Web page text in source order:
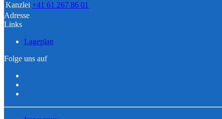
Kanzlei +41 61 267 86 01
Adresse
Links
Lageplan
Folge uns auf